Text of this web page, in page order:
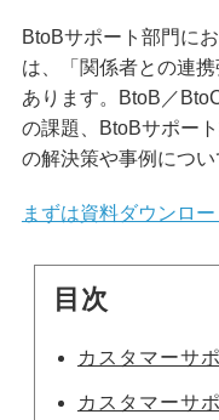
BtoBサポート部門に
は、「関係者との連
あります。BtoB／
の課題、BtoBサポー
の解決策や事例につい
まずは資料ダウンロ
目次
カスタマーサ
カスタマーサ